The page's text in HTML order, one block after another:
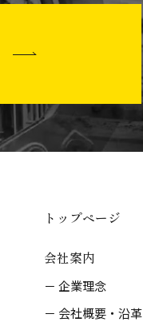
トップページ
会社案内
企業理念
会社概要・沿革